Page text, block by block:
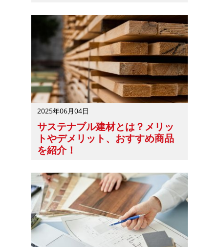
2025年06月04日
サステナブル建材とは？メリッ
トやデメリット、おすすめ商品
を紹介！